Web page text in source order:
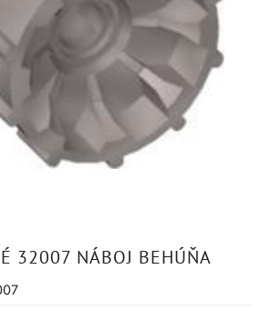
32007 NÁBOJ BEHÚŇA